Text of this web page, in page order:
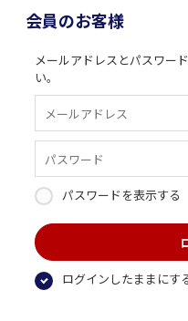
会員のお客様
メールアドレスとパスワー
い。
パスワードを表示する
ログインしたままにす